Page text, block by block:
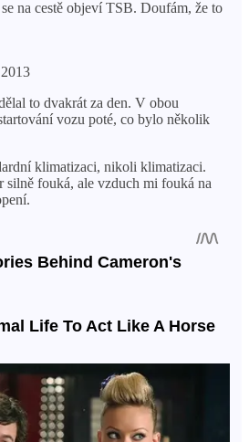
na cestě objeví TSB. Doufám, že to
to dvakrát za den. V obou
vozu poté, co bylo několik
klimatizaci, nikoli klimatizaci.
silně fouká, ale vzduch mi fouká na